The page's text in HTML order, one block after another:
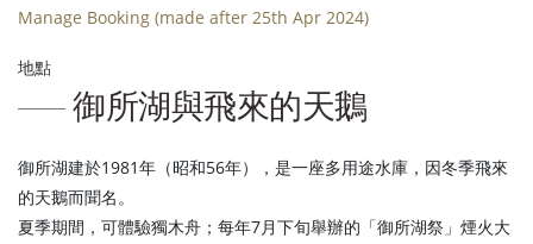
Manage Booking (made after 25th Apr 2024)
地點
御所湖與飛來的天鵝
御所湖建於1981年（昭和56年），是一座多用途水庫，因冬季飛來
的天鵝而聞名。
夏季期間，可體驗獨木舟；每年7月下旬舉辦的「御所湖祭」煙火大